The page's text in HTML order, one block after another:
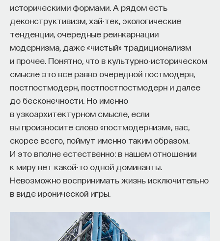
историческими формами. А рядом есть
деконструктивизм, хай-тек, экологические
тенденции, очередные реинкарнации
модернизма, даже «чистый» традиционализм
и прочее. Понятно, что в культурно-историческом
смысле это все равно очередной постмодерн,
постпостмодерн, постпостпостмодерн и далее
до бесконечности. Но именно
в узкоархитектурном смысле, если
вы произносите слово «постмодернизм», вас,
скорее всего, поймут именно таким образом.
И это вполне естественно: в нашем отношении
к миру нет какой-то одной доминанты.
Невозможно воспринимать жизнь исключительно
в виде иронической игры.